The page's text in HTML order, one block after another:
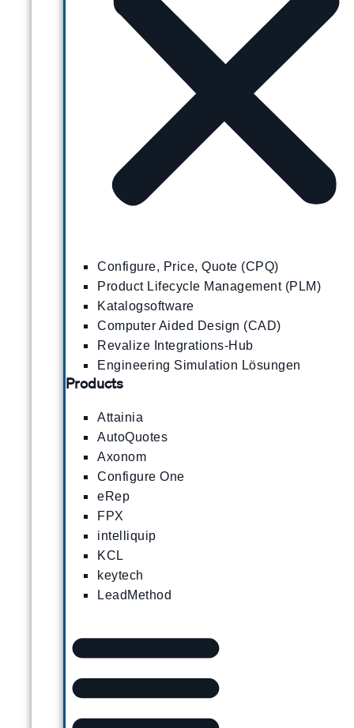
Configure, Price, Quote (CPQ)
Product Lifecycle Management (PLM)
Katalogsoftware
Computer Aided Design (CAD)
Revalize Integrations-Hub
Engineering Simulation Lösungen
Products
Attainia
AutoQuotes
Axonom
Configure One
eRep
FPX
intelliquip
KCL
keytech
LeadMethod